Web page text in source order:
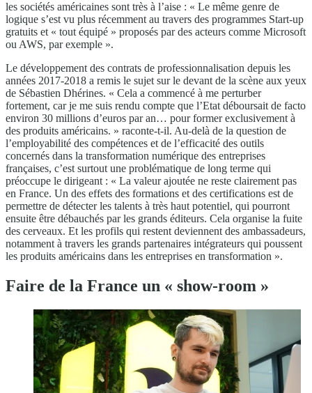
les sociétés américaines sont très à l’aise : « Le même genre de
logique s’est vu plus récemment au travers des programmes Start-up
gratuits et « tout équipé » proposés par des acteurs comme Microsoft
ou AWS, par exemple ».
Le développement des contrats de professionnalisation depuis les
années 2017-2018 a remis le sujet sur le devant de la scène aux yeux
de Sébastien Dhérines. « Cela a commencé à me perturber
fortement, car je me suis rendu compte que l’Etat déboursait de facto
environ 30 millions d’euros par an… pour former exclusivement à
des produits américains. » raconte-t-il. Au-delà de la question de
l’employabilité des compétences et de l’efficacité des outils
concernés dans la transformation numérique des entreprises
françaises, c’est surtout une problématique de long terme qui
préoccupe le dirigeant : « La valeur ajoutée ne reste clairement pas
en France. Un des effets des formations et des certifications est de
permettre de détecter les talents à très haut potentiel, qui pourront
ensuite être débauchés par les grands éditeurs. Cela organise la fuite
des cerveaux. Et les profils qui restent deviennent des ambassadeurs,
notamment à travers les grands partenaires intégrateurs qui poussent
les produits américains dans les entreprises en transformation ».
Faire de la France un « show-room »